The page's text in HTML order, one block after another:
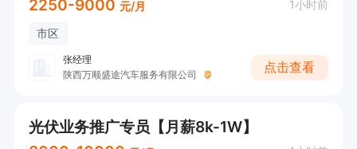
2250-9000 元/月 1小时前
市区
张经理
陕西万顺盛途汽车服务有限公司
点击查看
光伏业务推广专员【月薪8k-1W】